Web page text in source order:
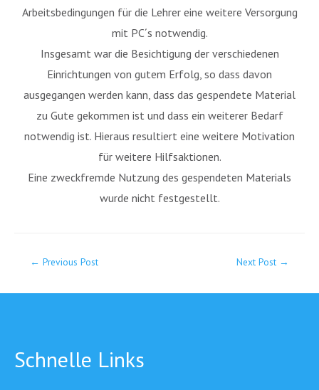
Arbeitsbedingungen für die Lehrer eine weitere Versorgung
mit PC´s notwendig.
Insgesamt war die Besichtigung der verschiedenen
Einrichtungen von gutem Erfolg, so dass davon
ausgegangen werden kann, dass das gespendete Material
zu Gute gekommen ist und dass ein weiterer Bedarf
notwendig ist. Hieraus resultiert eine weitere Motivation
für weitere Hilfsaktionen.
Eine zweckfremde Nutzung des gespendeten Materials
wurde nicht festgestellt.
← Previous Post Next Post →
Schnelle Links